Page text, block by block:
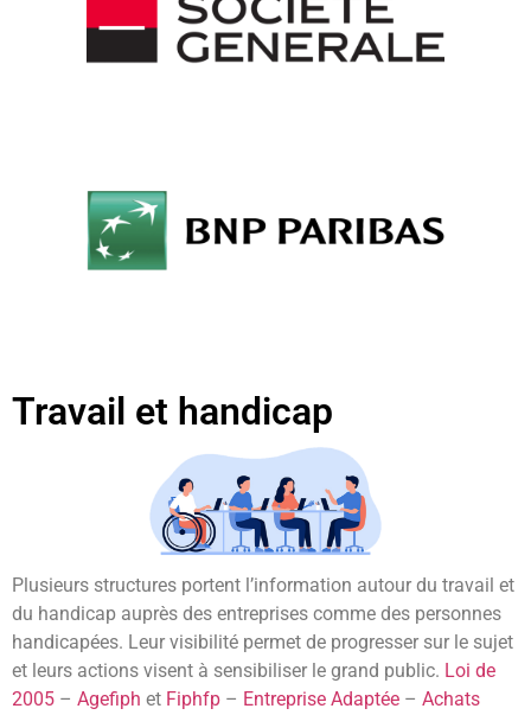
Travail et handicap
Plusieurs structures portent l’information autour du travail et
du handicap auprès des entreprises comme des personnes
handicapées. Leur visibilité permet de progresser sur le sujet
et leurs actions visent à sensibiliser le grand public. Loi de
2005 – Agefiph et Fiphfp – Entreprise Adaptée – Achats